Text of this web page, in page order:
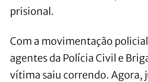
prisional.
Com a movimentação
agentes da Polícia Civil e
vítima saiu correndo. Agora,